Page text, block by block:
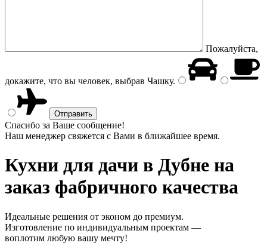
Пожалуйста,
докажите, что вы человек, выбрав Чашку.
Спасибо за Ваше сообщение!
Наш менеджер свяжется с Вами в ближайшее время.
Кухни для дачи в Дубне на
заказ фабричного качества
Идеальные решения от эконом до премиум.
Изготовление по индивидуальным проектам —
воплотим любую вашу мечту!